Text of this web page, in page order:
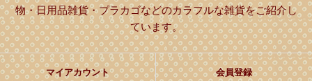
物・日用品雑貨・プラカゴなどのカラフルな雑貨をご紹介し
ています。
マイアカウント 会員登録